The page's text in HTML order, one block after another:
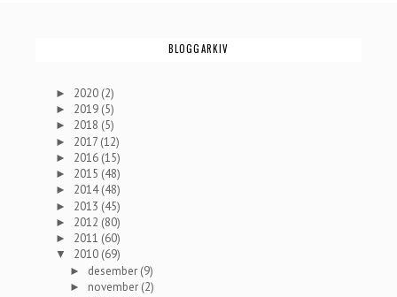
BLOGGARKIV
► 2020 (2)
► 2019 (5)
► 2018 (5)
► 2017 (12)
► 2016 (15)
► 2015 (48)
► 2014(48)
► 2013 (45)
► 2012 (80)
► 2011 (60)
▼ 2010 (69)
► desember (9)
► november (2)